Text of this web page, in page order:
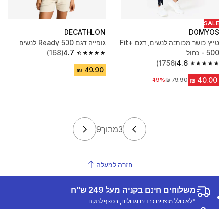
SALE
DOMYOS
טייץ כושר מכותנה לנשים, דגם ‎Fit+‎
500 - כחול
4.6
4.6 out of 5 stars from 1756 reviews
(1756)
מחיר לפני הנחה‏79.90 ₪
49%
DECATHLON
גופייה דגם Ready 500 לנשים
4.7
4.7 out of 5 stars from 168 reviews
(168)
3מתוך9
חזרה למעלה
משלוחים חינם בקניה מעל 249 ש"ח
*לא כולל מוצרים כבדים וגדולים, בכפוף לתקנון